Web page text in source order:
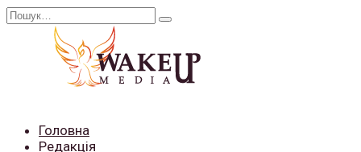
Перейти
Search
Головна
Редакція